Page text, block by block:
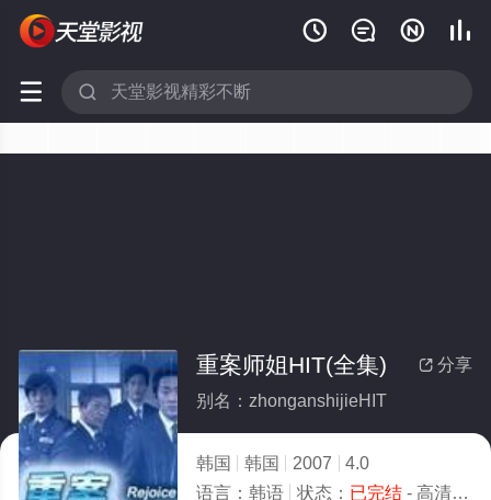
   
 
 分享
重案师姐HIT(全集)
别名：zhonganshijieHIT
韩国 韩国 2007
4.0
语言： 韩语 状态： 已完结- 高清免费在线观看